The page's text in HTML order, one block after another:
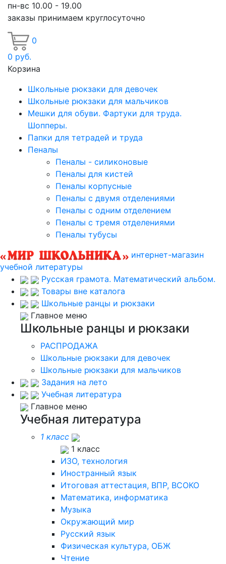
пн-вс 10.00 - 19.00
заказы принимаем круглосуточно
0
0 руб.
Корзина
Школьные рюкзаки для девочек
Школьные рюкзаки для мальчиков
Мешки для обуви. Фартуки для труда.
Шопперы.
Папки для тетрадей и труда
Пеналы
Пеналы - силиконовые
Пеналы для кистей
Пеналы корпусные
Пеналы с двумя отделениями
Пеналы с одним отделением
Пеналы с тремя отделениями
Пеналы тубусы
интернет-магазин
учебной литературы
Русская грамота. Математический альбом.
Товары вне каталога
Школьные ранцы и рюкзаки
Главное меню
Школьные ранцы и рюкзаки
РАСПРОДАЖА
Школьные рюкзаки для девочек
Школьные рюкзаки для мальчиков
Задания на лето
Учебная литература
Главное меню
Учебная литература
1 класс
1 класс
ИЗО, технология
Иностранный язык
Итоговая аттестация, ВПР, ВСОКО
Математика, информатика
Музыка
Окружающий мир
Русский язык
Физическая культура, ОБЖ
Чтение